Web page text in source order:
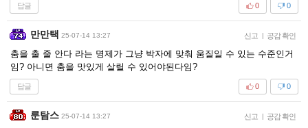
답글 0
0
만만택 25-07-14 13:27 신고 | 공감 확인
춤을 출 줄 안다 라는 명제가 그냥 박자에 맞춰 움질일 수 있는 수준인거
임? 아니면 춤을 맛있게 살릴 수 있어야된다임?
답글 0
0
룬탐스 25-07-14 13:27 신고 | 공감 확인